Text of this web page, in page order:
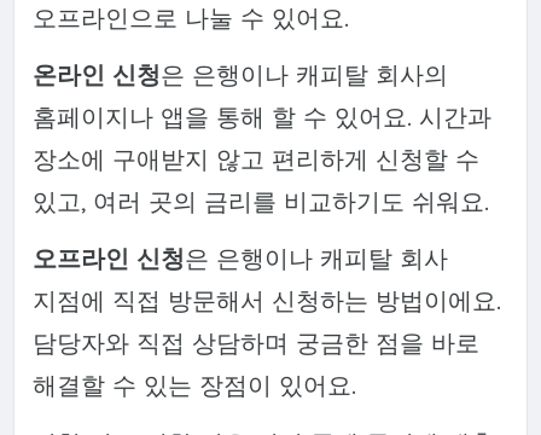
오프라인으로 나눌 수 있어요.
온라인 신청은 은행이나 캐피탈 회사의
홈페이지나 앱을 통해 할 수 있어요. 시간과
장소에 구애받지 않고 편리하게 신청할 수
있고, 여러 곳의 금리를 비교하기도 쉬워요.
오프라인 신청은 은행이나 캐피탈 회사
지점에 직접 방문해서 신청하는 방법이에요.
담당자와 직접 상담하며 궁금한 점을 바로
해결할 수 있는 장점이 있어요.